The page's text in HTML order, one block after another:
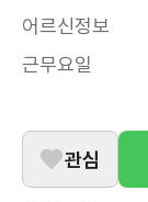
어르신정보
근무요일
관심